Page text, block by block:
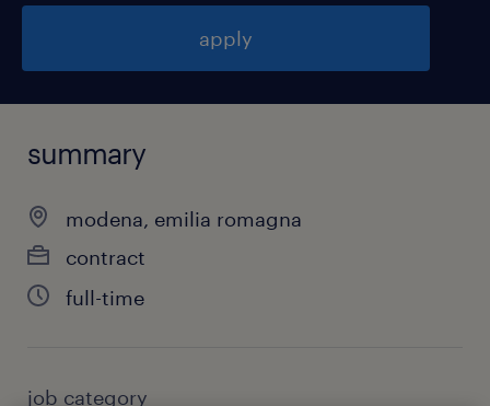
apply
summary
modena, emilia romagna
contract
full-time
job category